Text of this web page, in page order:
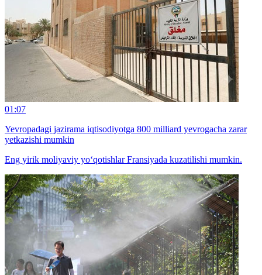
01:07
Yevropadagi jazirama iqtisodiyotga 800 milliard yevrogacha zarar
yetkazishi mumkin
Eng yirik moliyaviy yo‘qotishlar Fransiyada kuzatilishi mumkin.